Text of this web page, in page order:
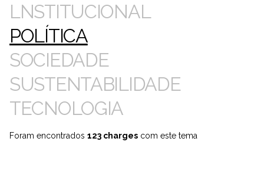
LNSTITUCIONAL
POLÍTICA
SOCIEDADE
SUSTENTABILIDADE
TECNOLOGIA
Foram encontrados 123 charges com este tema